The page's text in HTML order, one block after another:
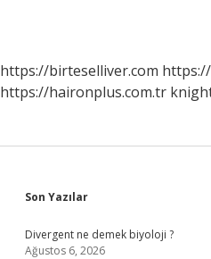
https://birteselliver.com
https://haironplus.com.tr
Sidebar
Son Yazılar
Divergent ne demek biyoloji ?
Ağustos 6, 2026